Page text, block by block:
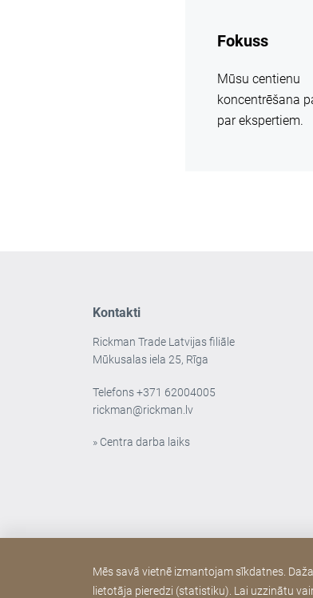
Fokuss
Mūsu centienu
koncentrēšana
par ekspertiem.
Kontakti
Rickman Trade Latvijas filiāle
Mūkusalas iela 25, Rīga
Telefons+371 62004005
rickman@rickman.lv
» Centra darba laiks
Mēs savā vietnē izmantojam sīkdatnes.
lietotāja pieredzi (statistiku). Lai uzzinātu